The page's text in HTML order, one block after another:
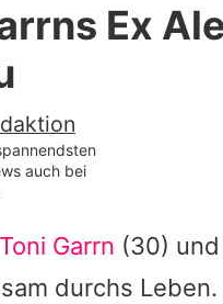
Ex
auch bei
Toni Garrn (30) und
durchs